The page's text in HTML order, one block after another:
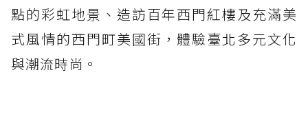
點的彩虹地景、造訪百年西門紅樓及充滿美
式風情的西門町美國街，體驗臺北多元文化
與潮流時尚。